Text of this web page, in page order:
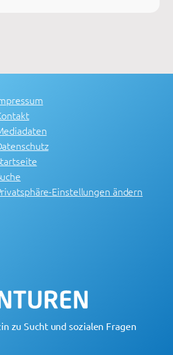
Einstellungen ändern
zu Sucht und sozialen Fragen